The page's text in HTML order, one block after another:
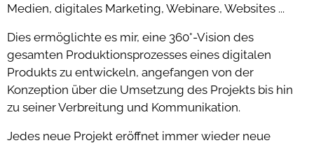
Medien, digitales Marketing, Webinare, Websites ...
Dies ermöglichte es mir, eine 360°-Vision des
gesamten Produktionsprozesses eines digitalen
Produkts zu entwickeln, angefangen von der
Konzeption über die Umsetzung des Projekts bis hin
zu seiner Verbreitung und Kommunikation.
Jedes neue Projekt eröffnet immer wieder neue